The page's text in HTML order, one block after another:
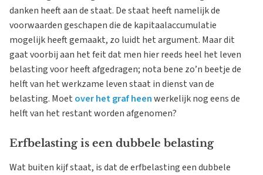
danken heeft aan de staat. De staat heeft namelijk de
voorwaarden geschapen die de kapitaalaccumulatie
mogelijk heeft gemaakt, zo luidt het argument. Maar dit
gaat voorbij aan het feit dat men hier reeds heel het leven
belasting voor heeft afgedragen; nota bene zo’n beetje de
helft van het werkzame leven staat in dienst van de
belasting. Moet over het graf heenwerkelijk nog eens de
helft van het restant worden afgenomen?
Erfbelasting is een dubbele belasting
Wat buiten kijf staat, is dat de erfbelasting een dubbele